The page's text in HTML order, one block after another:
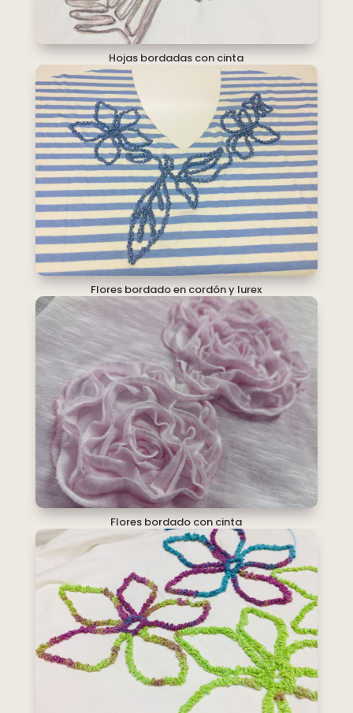
Hojas bordadas con cinta
Flores bordado en cordón y lurex
Flores bordado con cinta